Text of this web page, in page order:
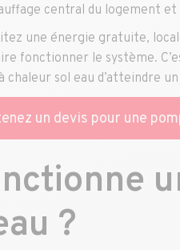
central du logement et
une énergie gratuite,
fonctionner le système.
sol eau d’atteindre
un devis pour une
?